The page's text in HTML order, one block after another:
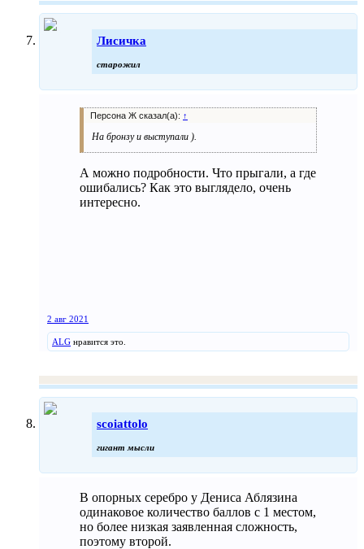
Лисичка
старожил
Персона Ж сказал(а): ↑
На бронзу и выступали ).
А можно подробности. Что прыгали, а где
ошибались? Как это выглядело, очень
интересно.
2 авг 2021
ALG нравится это.
scoiattolo
гигант мысли
В опорных серебро у Дениса Аблязина
одинаковое количество баллов с 1 местом,
но более низкая заявленная сложность,
поэтому второй.